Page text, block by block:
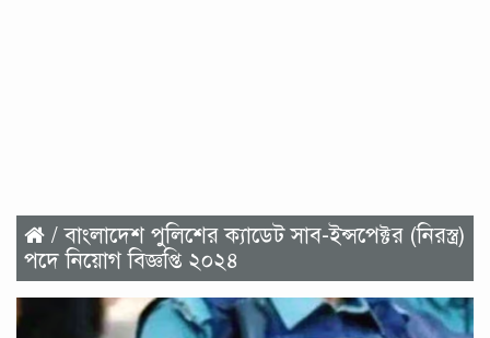
/ বাংলাদেশ পুলিশের ক্যাডেট সাব-ইন্সপেক্টর (নিরস্ত্র)
পদে নিয়োগ বিজ্ঞপ্তি ২০২৪